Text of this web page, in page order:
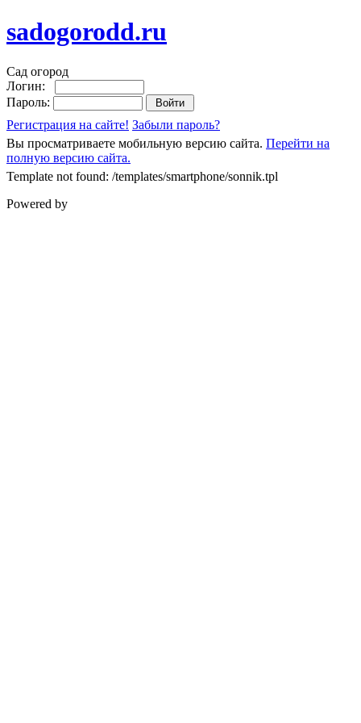
sadogorodd.ru
Сад огород
Логин:
Пароль:
Регистрация на сайте! Забыли пароль?
Вы просматриваете мобильную версию сайта. Перейти на
полную версию сайта.
Template not found: /templates/smartphone/sonnik.tpl
Powered by